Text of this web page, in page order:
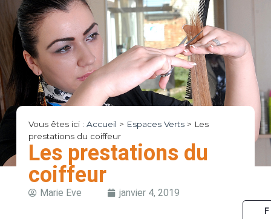
Vous êtes ici : Accueil > Espaces Verts> Les
prestations du coiffeur
Les prestations du
coiffeur
Marie Eve janvier 4, 2019
F